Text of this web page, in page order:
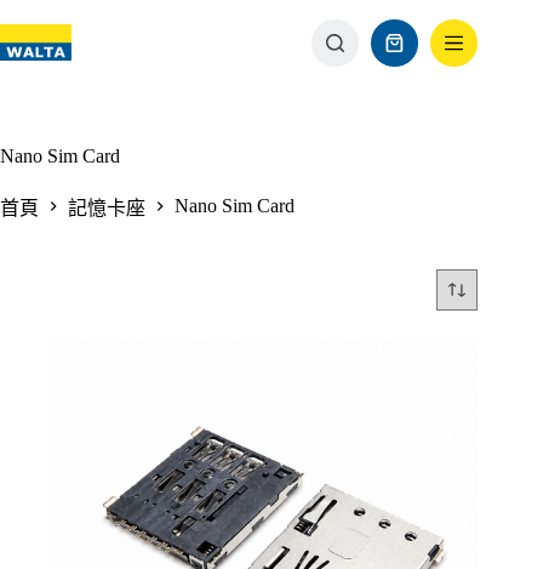
Nano Sim Card
首頁 記憶卡座 Nano Sim Card